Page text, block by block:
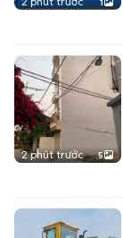
2 phút trước 5